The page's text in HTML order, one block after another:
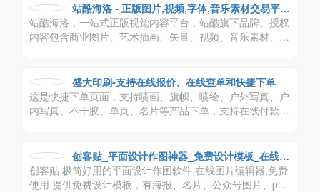
站酷海洛 - 正版图片,视频,字体,音乐素材交易平台
- 站酷旗下品牌
站酷海洛，一站式正版视觉内容平台，站酷旗下品牌。授权
内容包含商业图片、艺术插画、矢量、视频、音乐素材、字
企业级客户提供全方位安全、高效、优质的视觉创意解决方
案。
盛大印刷-支持在线报价、在线查单和快捷下单
这是快捷下单页面，支持喷画、旗帜、喷绘、户外写真、户
内写真、不干胶、单页、名片等产品下单，支持在线付款、
创客贴_平面设计作图神器_免费设计模板_在线搞
定设计印刷
创客贴,极简好用的平面设计作图软件,在线图片编辑器,免费
使用.提供免费设计模板，有海报、名片、公众号图片、pp